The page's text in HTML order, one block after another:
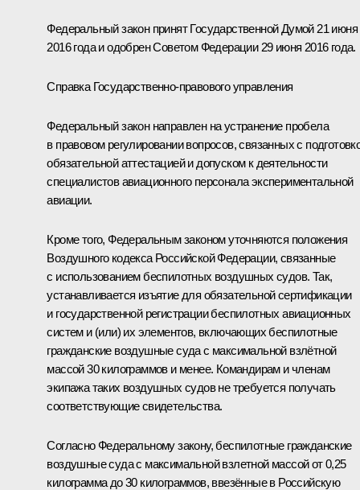
Федеральный закон принят Государственной Думой 21 июня
2016 года и одобрен Советом Федерации 29 июня 2016 года.
Справка Государственно-правового управления
Федеральный закон направлен на устранение пробела
в правовом регулировании вопросов, связанных с
обязательной аттестацией и допуском к деятельности
специалистов авиационного персонала экспериментальной
авиации.
Кроме того, Федеральным законом уточняются положения
Воздушного кодекса Российской Федерации, связанные
с использованием беспилотных воздушных судов. Так,
устанавливается изъятие для обязательной сертификации
и государственной регистрации беспилотных авиационных
систем и (или) их элементов, включающих беспилотные
гражданские воздушные суда с максимальной взлётной
массой 30 килограммов и менее. Командирам и членам
экипажа таких воздушных судов не требуется получать
соответствующие свидетельства.
Согласно Федеральному закону, беспилотные гражданские
воздушные суда с максимальной взлетной массой от 0,25
килограмма до 30 килограммов, ввезённые в Российскую